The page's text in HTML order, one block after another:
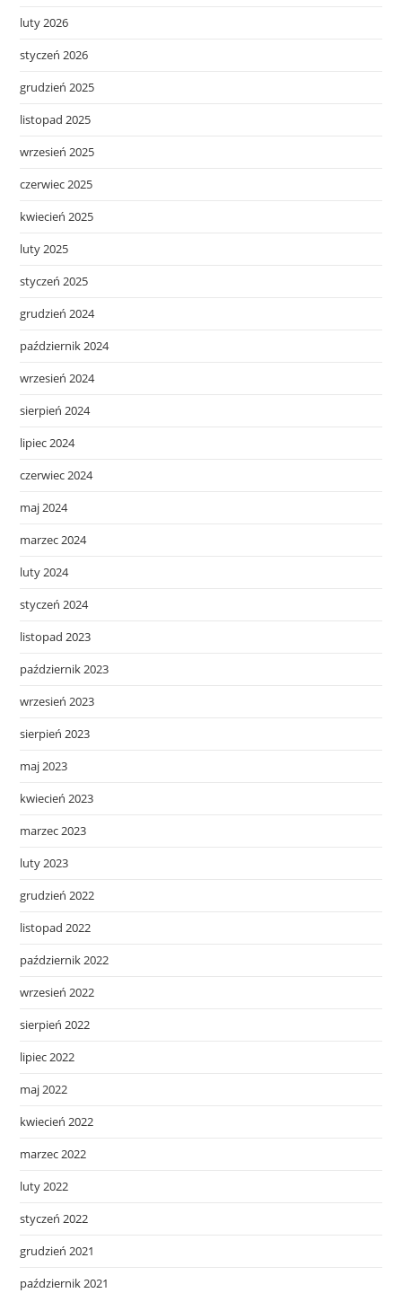
luty 2026
styczeń 2026
grudzień 2025
listopad 2025
wrzesień 2025
czerwiec 2025
kwiecień 2025
luty 2025
styczeń 2025
grudzień 2024
październik 2024
wrzesień 2024
sierpień 2024
lipiec 2024
czerwiec 2024
maj 2024
marzec 2024
luty 2024
styczeń 2024
listopad 2023
październik 2023
wrzesień 2023
sierpień 2023
maj 2023
kwiecień 2023
marzec 2023
luty 2023
grudzień 2022
listopad 2022
październik 2022
wrzesień 2022
sierpień 2022
lipiec 2022
maj 2022
kwiecień 2022
marzec 2022
luty 2022
styczeń 2022
grudzień 2021
październik 2021